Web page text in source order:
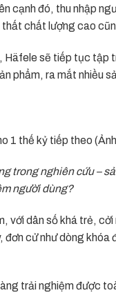
cạnh đó, thu nhập
thất chất lượng cao
Häfele sẽ tiếp tục tập
phẩm, ra mắt nhiều
1 thế kỷ tiếp theo
trong nghiên cứu –
người dùng?
với dân số khá trẻ,
cử như dòng khóa
trải nghiệm được